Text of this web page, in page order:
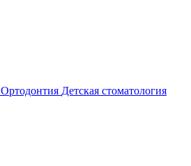
Ортодонтия Детская стоматология